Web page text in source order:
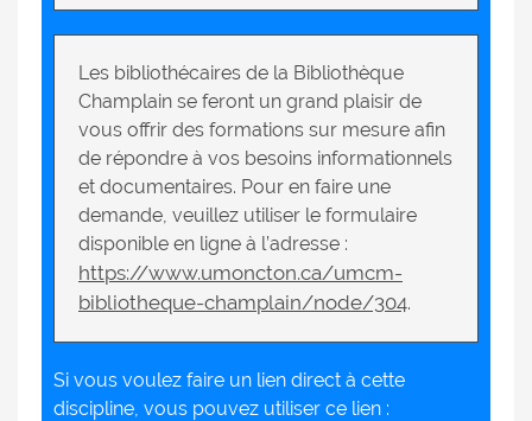
Les bibliothécaires de la Bibliothèque
Champlain se feront un grand plaisir de
vous offrir des formations sur mesure afin
de répondre à vos besoins informationnels
et documentaires. Pour en faire une
demande, veuillez utiliser le formulaire
disponible en ligne à l’adresse :
https://www.umoncton.ca/umcm-
bibliotheque-champlain/node/304.
Si vous voulez faire un lien direct à cette
discipline, vous pouvez utiliser ce lien :